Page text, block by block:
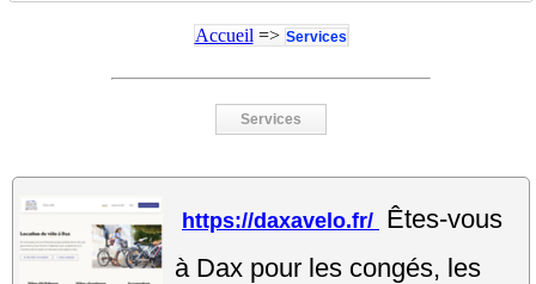
Accueil => Services
Services
https://daxavelo.fr/ Êtes-vous
à Dax pour les congés, les